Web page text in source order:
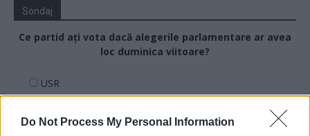
Do Not Process My Personal Information
Sondaj
Ce partid ați vota dacă alegerile parlamentare ar avea
loc duminica viitoare?
USR
PSD